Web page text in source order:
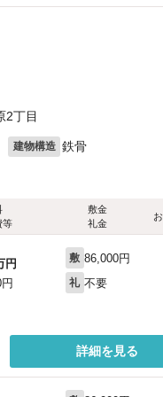
2丁目
建物構造 鉄骨
等
敷金
礼金
円
敷 86,000円
礼 不要
詳細を見る